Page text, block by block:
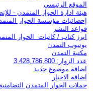
الموقع الرئيسي
هيئة ادارة الحوار المتمدن -
إحصائيات مؤسسة الحوار
قواعد النشر
ابرز كتاب / كاتبات الحوار
يوتيوب التمدن
مكتبة التمدن
عدد الزوار: 3,428,786,800
اضافة موضوع جديد
اضافة الاخبار
حملات الحوار المتمدن التضامنية